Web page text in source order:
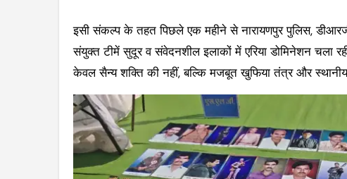
इसी संकल्प के तहत पिछले एक महीने से नारायणपुर पुलिस,
संयुक्त टीमें सुदूर व संवेदनशील इलाकों में एरिया डोमिनेशन चला
केवल सैन्य शक्ति की नहीं, बल्कि मजबूत खुफिया तंत्र और स्थानीय